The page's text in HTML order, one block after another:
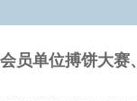
员单位搏饼大赛